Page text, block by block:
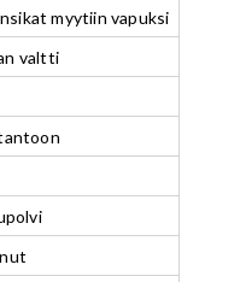
myytiin vapuksi
valtti